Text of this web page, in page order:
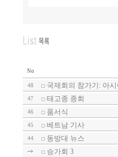
No
48 국제회의 참가기: 아
47 태고종 종회
46 품서식
45 베트남 기사
44
동방대 뉴스
승가회 3